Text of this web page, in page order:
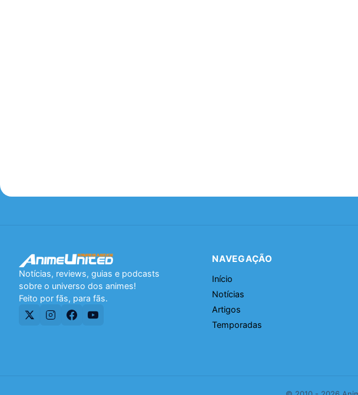
Notícias, reviews, guias e podcasts
sobre o universo dos animes!
Feito por fãs, para fãs.
NAVEGAÇÃO
Início
Notícias
Artigos
Temporadas